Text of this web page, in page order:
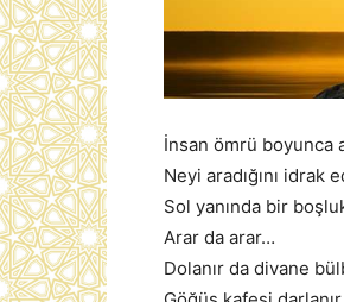
İnsan ömrü boyunca
Neyi aradığını idrak
Sol yanında bir
Arar da arar…
Dolanır da divane